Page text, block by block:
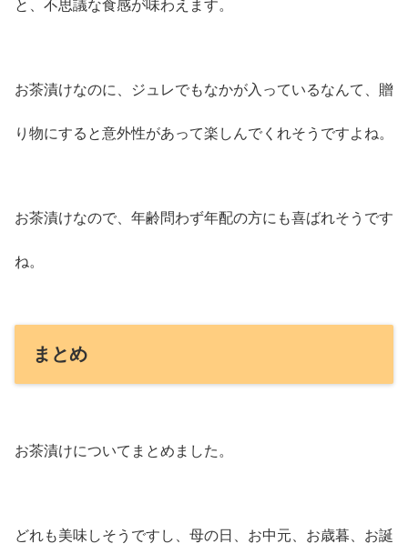
と、不思議な食感が味わえます。
お茶漬けなのに、ジュレでもなかが入っているなんて、贈
り物にすると意外性があって楽しんでくれそうですよね。
お茶漬けなので、年齢問わず年配の方にも喜ばれそうです
ね。
まとめ
お茶漬けについてまとめました。
どれも美味しそうですし、母の日、お中元、お歳暮、お誕